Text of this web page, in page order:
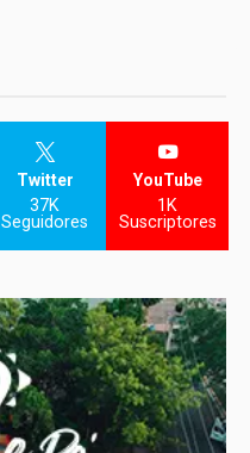
Twitter
37K
Seguidores
YouTube
1K
Suscriptores